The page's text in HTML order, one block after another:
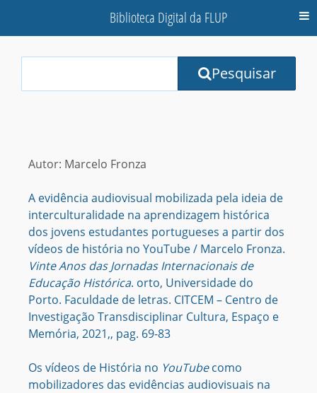
Biblioteca Digital da FLUP
Terms:
Pesquisar
Autor: Marcelo Fronza
A evidência audiovisual mobilizada pela ideia de
interculturalidade na aprendizagem histórica
dos jovens estudantes portugueses a partir dos
vídeos de história no YouTube / Marcelo Fronza.
Vinte Anos das Jornadas Internacionais de
Educação Histórica. orto, Universidade do
Porto. Faculdade de letras. CITCEM – Centro de
Investigação Transdisciplinar Cultura, Espaço e
Memória, 2021,, pag. 69-83
Os vídeos de História no YouTubecomo
mobilizadores das evidências audiovisuais na